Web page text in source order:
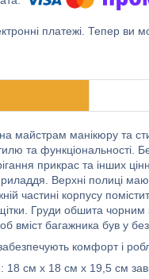
платежі. Тепер
майстрам манікюру та
та функціональності.
прикрас та інших
Верхні полиці
частині корпусу
Груди обшита чорним
вміст багажника був у
забезпечують комфорт і
18 см х 18 см х 19,5 см